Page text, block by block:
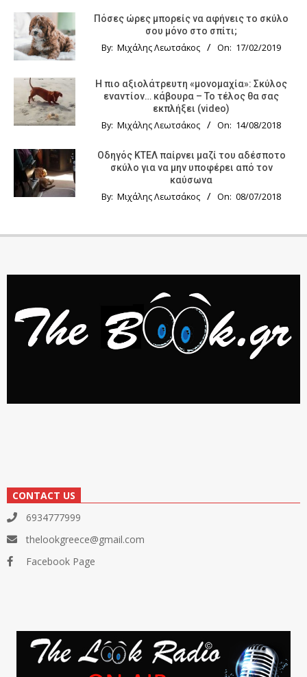
Πόσες ώρες μπορείς να αφήνεις το σκύλο
σου μόνο στο σπίτι;
By: Μιχάλης Λεωτσάκος On: 17/02/2019
Η πιο αξιολάτρευτη «μονομαχία»: Σκύλος
εναντίον… κάβουρα – Το τέλος θα σας
εκπλήξει (video)
By: Μιχάλης Λεωτσάκος On: 14/08/2018
Οδηγός KTΕΛ παίρνει μαζί του αδέσποτο
σκύλο για να μην υποφέρει από τον
καύσωνα
By: Μιχάλης Λεωτσάκος On: 08/07/2018
CONTACT US
6934777999
thelookgreece@gmail.com
Facebook Page